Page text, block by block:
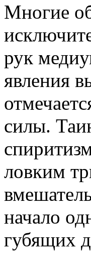
Многие
рук
явления
силы.
ловким
начало
губящих